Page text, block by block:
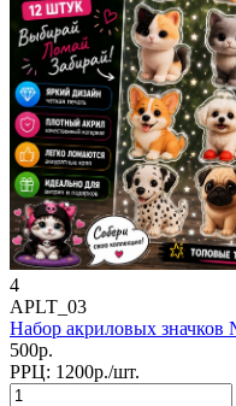
4
APLT_03
Набор акриловых
500р.
РРЦ: 1200р./шт.